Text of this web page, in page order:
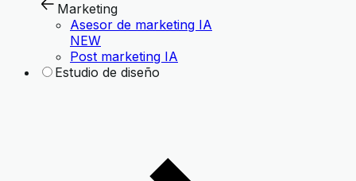
Marketing
Asesor de marketing IA
NEW
Post marketing IA
Estudio de diseño